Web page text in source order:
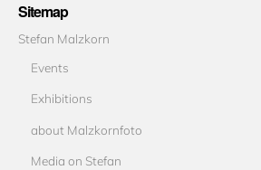
Sitemap
Stefan Malzkorn
Events
Exhibitions
about Malzkornfoto
Media on Stefan